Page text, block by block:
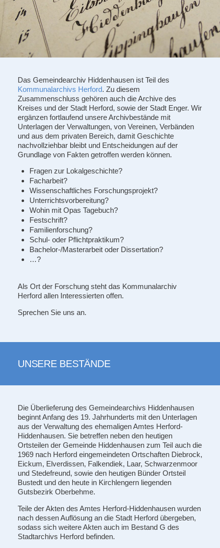
Das Gemeindearchiv Hiddenhausen ist Teil des
Kommunalarchivs Herford. Zu diesem
Zusammenschluss gehören auch die Archive des
Kreises und der Stadt Herford, sowie der Stadt Enger. Wir
ergänzen fortlaufend unsere Archivbestände mit
Unterlagen der Verwaltungen, von Vereinen, Verbänden
und aus dem privaten Bereich, damit Geschichte
nachvollziehbar bleibt und Entscheidungen auf der
Grundlage von Fakten getroffen werden können.
Fragen zur Lokalgeschichte?
Facharbeit?
Wissenschaftliches Forschungsprojekt?
Unterrichtsvorbereitung?
Wohin mit Opas Tagebuch?
Festschrift?
Familienforschung?
Schul- oder Pflichtpraktikum?
Bachelor-/Masterarbeit oder Dissertation?
…?
Als Ort der Forschung steht das Kommunalarchiv
Herford allen Interessierten offen.
Sprechen Sie uns an.
UNSERE BESTÄNDE
Die Überlieferung des Gemeindearchivs Hiddenhausen
beginnt Anfang des 19. Jahrhunderts mit den Unterlagen
aus der Verwaltung des ehemaligen Amtes Herford-
Hiddenhausen. Sie betreffen neben den heutigen
Ortsteilen der Gemeinde Hiddenhausen zum Teil auch die
1969 nach Herford eingemeindeten Ortschaften Diebrock,
Eickum, Elverdissen, Falkendiek, Laar, Schwarzenmoor
und Stedefreund, sowie den heutigen Bünder Ortsteil
Bustedt und den heute in Kirchlengern liegenden
Gutsbezirk Oberbehme.
Teile der Akten des Amtes Herford-Hiddenhausen wurden
nach dessen Auflösung an die Stadt Herford übergeben,
sodass sich weitere Akten auch im Bestand G des
Stadtarchivs Herford befinden.